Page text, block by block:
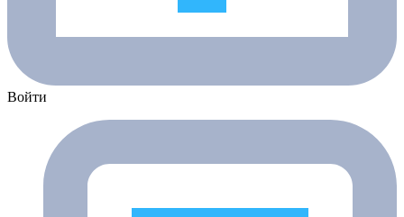
Войти